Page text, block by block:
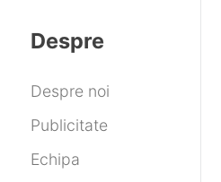
Despre
Despre noi
Publicitate
Echipa